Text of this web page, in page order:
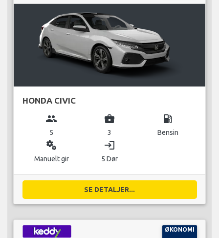
HONDA CIVIC
group
5
business_center
3
local_gas_station
Bensin
miscellaneous_services
Manuelt gir
login
5 Dør
SE DETALJER...
ØKONOMI